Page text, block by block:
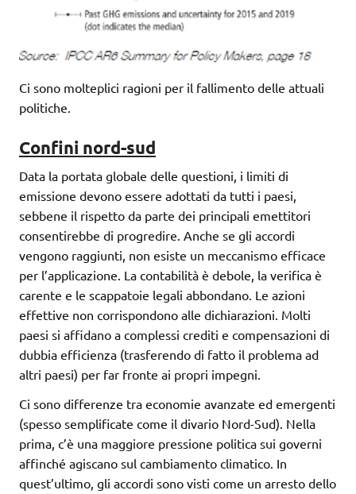
Ci sono molteplici ragioni per il fallimento delle attuali
politiche.
Confini nord-sud
Data la portata globale delle questioni, i limiti di
emissione devono essere adottati da tutti i paesi,
sebbene il rispetto da parte dei principali emettitori
consentirebbe di progredire. Anche se gli accordi
vengono raggiunti, non esiste un meccanismo efficace
per l’applicazione. La contabilità è debole, la verifica è
carente e le scappatoie legali abbondano. Le azioni
effettive non corrispondono alle dichiarazioni. Molti
paesi si affidano a complessi crediti e compensazioni di
dubbia efficienza (trasferendo di fatto il problema ad
altri paesi) per far fronte ai propri impegni.
Ci sono differenze tra economie avanzate ed emergenti
(spesso semplificate come il divario Nord-Sud). Nella
prima, c’è una maggiore pressione politica sui governi
affinché agiscano sul cambiamento climatico. In
quest’ultimo, gli accordi sono visti come un arresto dello